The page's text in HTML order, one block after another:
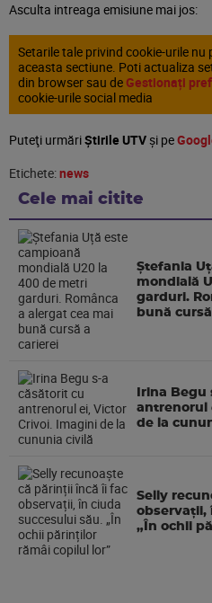
Asculta intreaga emisiune mai jos:
Setarile tale privind cookie-urile
aceasta sectiune. Poti actualiza
din browser sau de Gestionați
cookie-urile social media
Puteţi urmăriȘtirile UTVşi pe
Etichete:news
Cele mai citite
Ștefania
mondială
garduri.
bună
Irina Begu
antrenorul
de la
Selly
observații,
„În ochii